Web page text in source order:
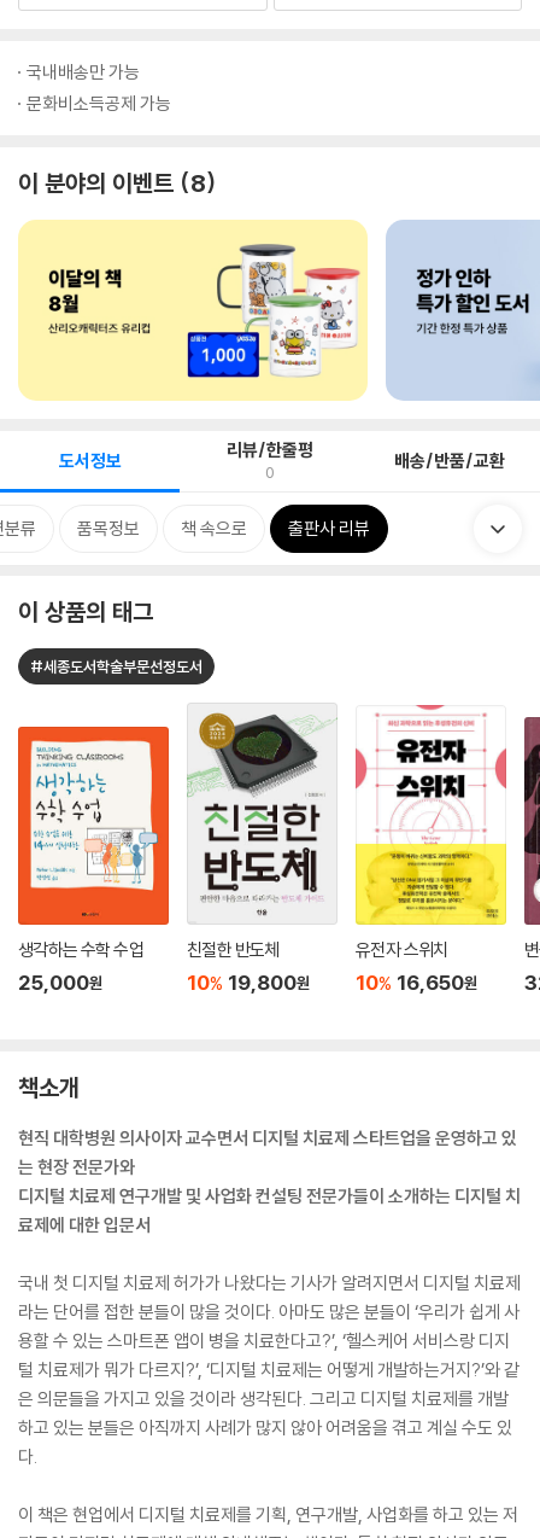
국내배송만 가능
문화비소득공제 가능
이 분야의 이벤트 8
도서정보 리뷰/한줄평
0 배송/반품/교환
분류 품목정보 책 속으로 출판사 리뷰
이 상품의 태그
#세종도서학술부문선정도서
생각하는 수학 수업
25,000원
친절한 반도체
10% 19,800원
유전자 스위치
10% 16,650원
책소개
현직 대학병원 의사이자 교수면서 디지털 치료제 스타트업을 운영하고 있
는 현장 전문가와
디지털 치료제 연구개발 및 사업화 컨설팅 전문가들이 소개하는 디지털 치
료제에 대한 입문서
국내 첫 디지털 치료제 허가가 나왔다는 기사가 알려지면서 디지털 치료제
라는 단어를 접한 분들이 많을 것이다. 아마도 많은 분들이 ‘우리가 쉽게 사
용할 수 있는 스마트폰 앱이 병을 치료한다고?’, ‘헬스케어 서비스랑 디지
털 치료제가 뭐가 다르지?’, ‘디지털 치료제는 어떻게 개발하는거지?’와 같
은 의문들을 가지고 있을 것이라 생각된다. 그리고 디지털 치료제를 개발
하고 있는 분들은 아직까지 사례가 많지 않아 어려움을 겪고 계실 수도 있
다.
이 책은 현업에서 디지털 치료제를 기획, 연구개발, 사업화를 하고 있는 저